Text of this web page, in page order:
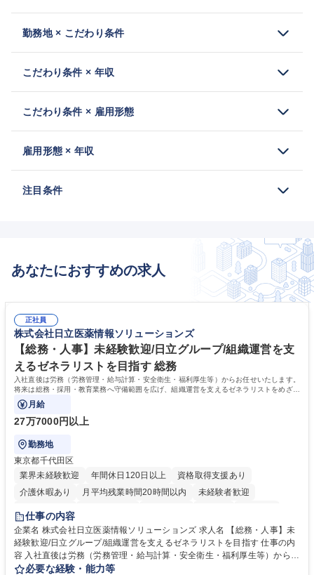
勤務地 × こだわり条件
こだわり条件 × 年収
こだわり条件 × 雇用形態
雇用形態 × 年収
注目条件
あなたにおすすめの求人
正社員
株式会社日立医薬情報ソリューションズ
【総務・人事】未経験歓迎/日立グループ/組織運営を支
えるゼネラリストを目指す 総務
入社直後は労務（労務管理・給与計算・安全衛生・福利厚生等）からお任せいたします。
将来は総務・採用・教育業務へ守備範囲を広げ、組織運営を支えるゼネラリストをめざせ
ます。
月給
27万7000円以上
勤務地
東京都千代田区
業界未経験歓迎
年間休日120日以上
資格取得支援あり
介護休暇あり
月平均残業時間20時間以内
未経験者歓迎
住宅手当あり
育休あり
完全週休2日制 交通費支給 土日祝休み 寮・社宅あり
仕事の内容
企業名 株式会社日立医薬情報ソリューションズ 求人名 【総務・人事】未
経験歓迎/日立グループ/組織運営を支えるゼネラリストを目指す 仕事の内
容 入社直後は労務（労務管理・給与計算・安全衛生・福利厚生等）からお
任せいたします。将来は総務・採用・教育業務へ守備範囲を広げ、組織運
必要な経験・能力等